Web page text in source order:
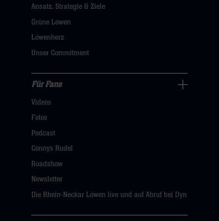
Navigation
öffnen,
dann
hier
Ansatz, Strategie & Ziele
Grüne Löwen
Löwenherz
Unser Commitment
Fans
Navigation
öffnen,
dann
hier
Für Fans
Videos
Fotos
Podcast
Connys Rudel
Roadshow
Newsletter
Die Rhein-Neckar Löwen live und auf Abruf bei Dyn